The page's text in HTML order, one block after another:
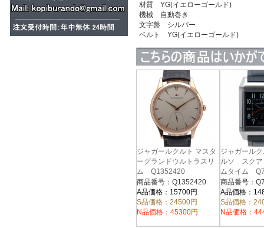
材質 YG(イエローゴールド)
機械 自動巻き
文字盤 シルバー
ベルト YG(イエローゴールド)
ジャガールクルト マスタ
ーグランドウルトラスリ
ム Q1352420
18KPG 40mm 自動
巻 シルバー 革ベルト
商品番号：Q1352420
A品価格：15700円
S品価格：24500円
N品価格：45300円
ジャガール
ルソ スク
ムタイム
SS 自動巻
ラバーベルト
商品番号：
A品価格：
S品価格：
N品価格：